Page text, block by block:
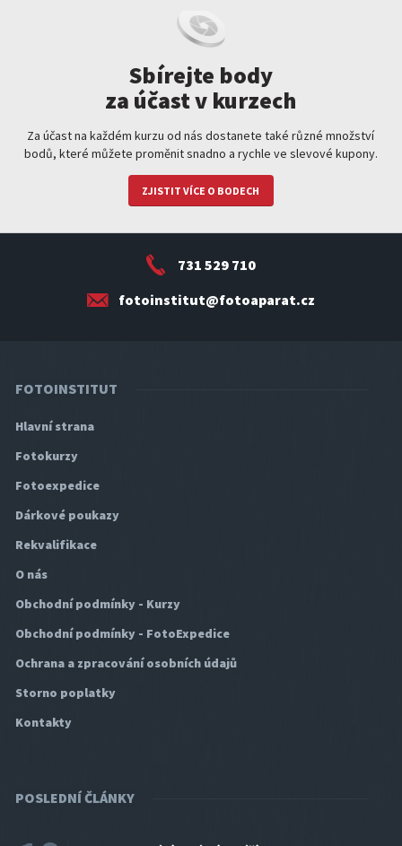
Sbírejte body
za účast v kurzech
Za účast na každém kurzu od nás dostanete také různé množství
bodů, které můžete proměnit snadno a rychle ve slevové kupony.
ZJISTIT VÍCE O BODECH
731 529 710
fotoinstitut@fotoaparat.cz
FOTOINSTITUT
Hlavní strana
Fotokurzy
Fotoexpedice
Dárkové poukazy
Rekvalifikace
O nás
Obchodní podmínky - Kurzy
Obchodní podmínky - FotoExpedice
Ochrana a zpracování osobních údajů
Storno poplatky
Kontakty
POSLEDNÍ ČLÁNKY